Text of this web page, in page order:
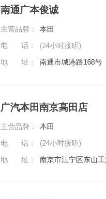
南通广本俊诚
主营品牌：
本田
电 话：
(24小时接听)
地 址：
南通市城港路168号
广汽本田南京高田店
主营品牌：
本田
电 话：
(24小时接听)
地 址：
南京市江宁区东山